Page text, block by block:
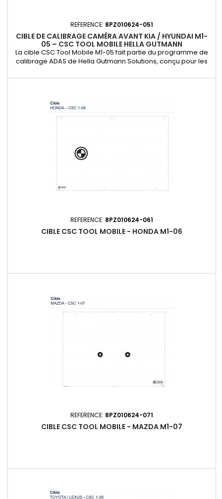
REFERENCE: 8PZ010624-051
CIBLE DE CALIBRAGE CAMÉRA AVANT KIA / HYUNDAI M1-
05 – CSC TOOL MOBILE HELLA GUTMANN
La cible CSC Tool Mobile M1-05 fait partie du programme de
calibrage ADAS de Hella Gutmann Solutions, conçu pour les
Utilisée avec le CSC Tool Mobile (réf. 8PD 010 624-001), elle
REFERENCE: 8PZ010624-061
CIBLE CSC TOOL MOBILE - HONDA M1-06
REFERENCE: 8PZ010624-071
CIBLE CSC TOOL MOBILE - MAZDA M1-07